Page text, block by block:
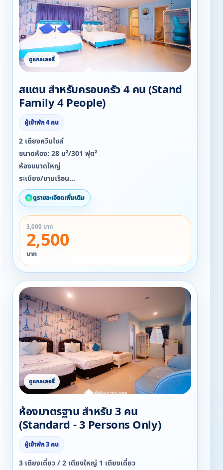
สแตน สำหรับครอบครัว 4 คน (Stand
Family 4 People)
ผู้เข้าพัก 4 คน
2 เตียงควีนไซส์
ขนาดห้อง: 28 ม²/301 ฟุต²
ห้องขนาดใหญ่
ระเบียง/ชานเรือน
ห้องปลอดบุหรี่
ฟรี! Wi-Fi
ดูรายละเอียดเพิ่มเติม
3,000 บาท
2,500
บาท
ห้องมาตรฐาน สำหรับ 3 คน
(Standard - 3 Persons Only)
ผู้เข้าพัก 3 คน
3 เตียงเดี่ยว / 2 เตียงใหญ่ 1 เตียงเดี่ยว